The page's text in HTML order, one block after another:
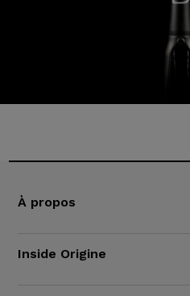
À propos
Inside Origine